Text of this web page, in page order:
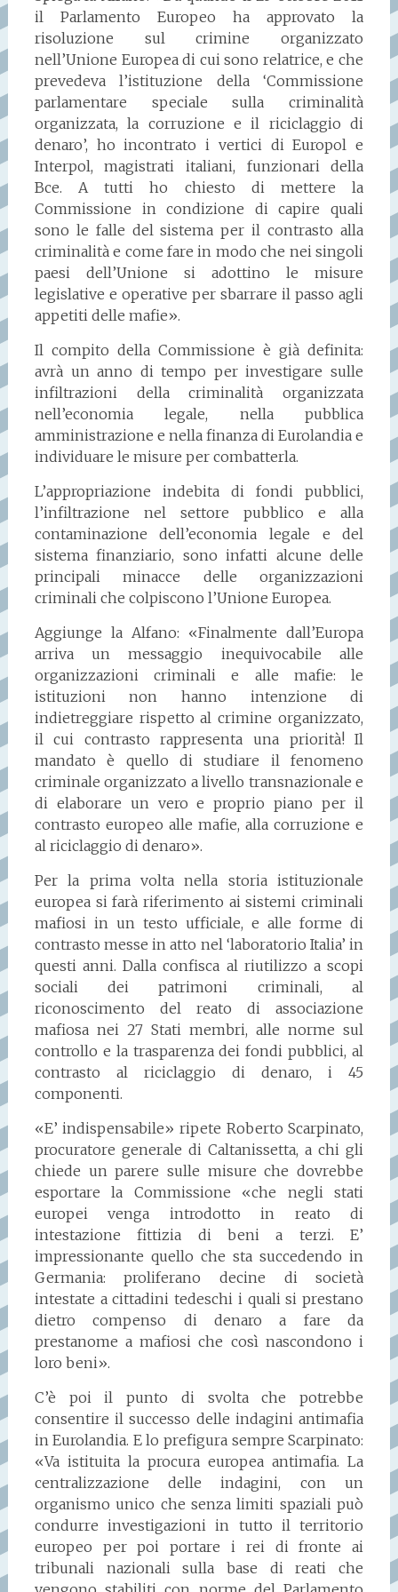
il Parlamento Europeo ha approvato la
risoluzione sul crimine organizzato
nell’Unione Europea di cui sono relatrice, e che
prevedeva l’istituzione della ‘Commissione
parlamentare speciale sulla criminalità
organizzata, la corruzione e il riciclaggio di
denaro’, ho incontrato i vertici di Europol e
Interpol, magistrati italiani, funzionari della
Bce. A tutti ho chiesto di mettere la
Commissione in condizione di capire quali
sono le falle del sistema per il contrasto alla
criminalità e come fare in modo che nei singoli
paesi dell’Unione si adottino le misure
legislative e operative per sbarrare il passo agli
appetiti delle mafie».
Il compito della Commissione è già definita:
avrà un anno di tempo per investigare sulle
infiltrazioni della criminalità organizzata
nell’economia legale, nella pubblica
amministrazione e nella finanza di Eurolandia e
individuare le misure per combatterla.
L’appropriazione indebita di fondi pubblici,
l’infiltrazione nel settore pubblico e alla
contaminazione dell’economia legale e del
sistema finanziario, sono infatti alcune delle
principali minacce delle organizzazioni
criminali che colpiscono l’Unione Europea.
Aggiunge la Alfano: «Finalmente dall’Europa
arriva un messaggio inequivocabile alle
organizzazioni criminali e alle mafie: le
istituzioni non hanno intenzione di
indietreggiare rispetto al crimine organizzato,
il cui contrasto rappresenta una priorità! Il
mandato è quello di studiare il fenomeno
criminale organizzato a livello transnazionale e
di elaborare un vero e proprio piano per il
contrasto europeo alle mafie, alla corruzione e
al riciclaggio di denaro».
Per la prima volta nella storia istituzionale
europea si farà riferimento ai sistemi criminali
mafiosi in un testo ufficiale, e alle forme di
contrasto messe in atto nel ‘laboratorio Italia’ in
questi anni. Dalla confisca al riutilizzo a scopi
sociali dei patrimoni criminali, al
riconoscimento del reato di associazione
mafiosa nei 27 Stati membri, alle norme sul
controllo e la trasparenza dei fondi pubblici, al
contrasto al riciclaggio di denaro, i 45
componenti.
«E’ indispensabile» ripete Roberto Scarpinato,
procuratore generale di Caltanissetta, a chi gli
chiede un parere sulle misure che dovrebbe
esportare la Commissione «che negli stati
europei venga introdotto in reato di
intestazione fittizia di beni a terzi. E’
impressionante quello che sta succedendo in
Germania: proliferano decine di società
intestate a cittadini tedeschi i quali si prestano
dietro compenso di denaro a fare da
prestanome a mafiosi che così nascondono i
loro beni».
C’è poi il punto di svolta che potrebbe
consentire il successo delle indagini antimafia
in Eurolandia. E lo prefigura sempre Scarpinato:
«Va istituita la procura europea antimafia. La
centralizzazione delle indagini, con un
organismo unico che senza limiti spaziali può
condurre investigazioni in tutto il territorio
europeo per poi portare i rei di fronte ai
tribunali nazionali sulla base di reati che